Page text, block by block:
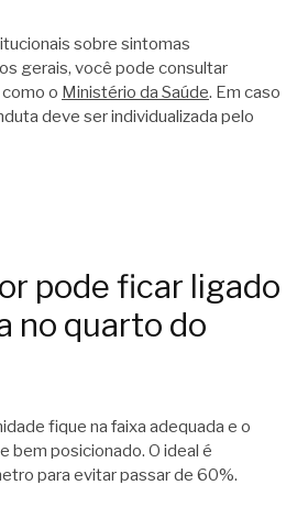
sobre sintomas
gerais, você pode consultar
o Ministério da Saúde. Em caso
deve ser individualizada pelo
pode ficar ligado
no quarto do
fique na faixa adequada e o
bem posicionado. O ideal é
para evitar passar de 60%.